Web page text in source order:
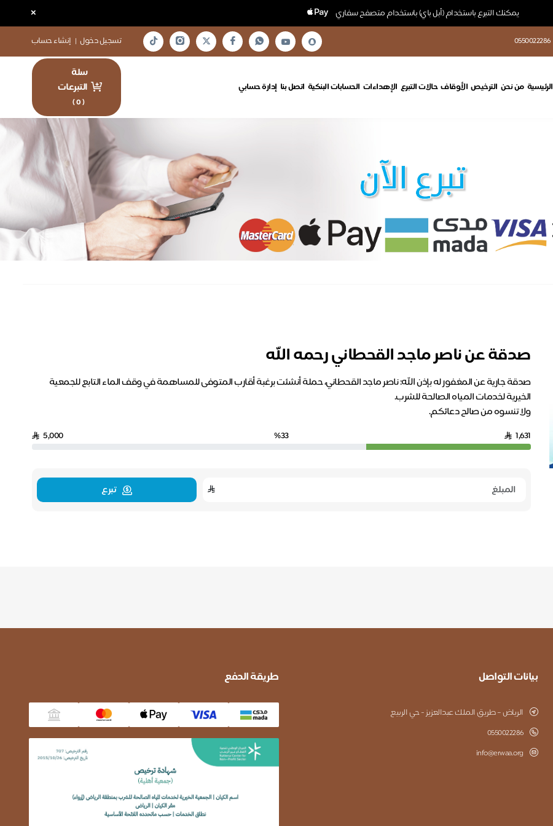
يمكنك التبرع باستخدام (أبل باي) باستخدام متصفح سفاري ×
0550022286 تسجيل دخول | إنشاء حساب
الرئيسية من نحن الترخيص الأوقاف حالات التبرع الإهداءات الحسابات البنكية اتصل بنا إدارة حسابي
سلة
التبرعات
(
0
)
صدقة عن ناصر ماجد القحطاني رحمه الله
صدقة جارية عن المغفور له بإذن الله: ناصر ماجد القحطاني، حملة أنشئت برغبة أقارب المتوفى للمساهمة في وقف الماء التابع للجمعية
ولا تنسوه من صالح دعائكم.
1,631
%33
5,000
تبرع
بيانات التواصل
الرياض – طريق الملك عبدالعزيز - حي الربيع
0550022286
info@erwaa.org
طريقة الدفع